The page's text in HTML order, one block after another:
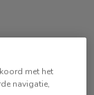
met het
navigatie,